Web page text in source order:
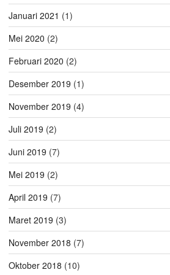
Januari 2021 (1)
Mei 2020 (2)
Februari 2020 (2)
Desember 2019 (1)
November 2019 (4)
Juli 2019 (2)
Juni 2019 (7)
Mei 2019 (2)
April 2019 (7)
Maret 2019 (3)
November 2018 (7)
Oktober 2018 (10)